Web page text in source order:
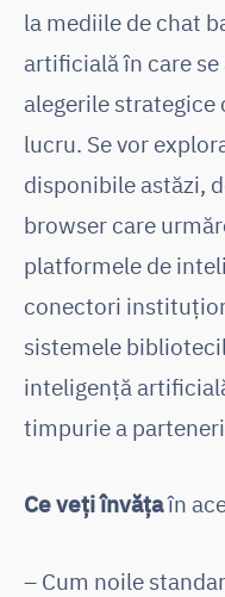
la mediile de chat
artificială în care
alegerile strategice
lucru. Se vor
disponibile astăzi,
browser care
platformele de
conectori
sistemele
inteligență
timpurie a
Ce veți învățaîn
– Cum noile